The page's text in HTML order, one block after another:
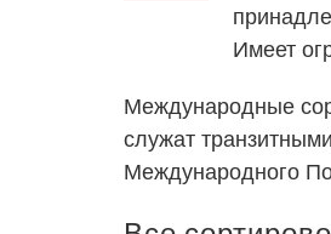
Имеет
Международные
служат
Международного